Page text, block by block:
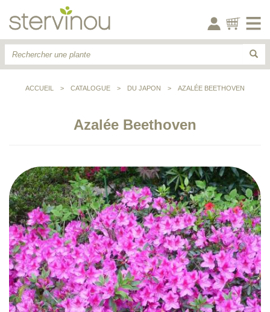
ACCUEIL > CATALOGUE > DU JAPON > AZALÉE BEETHOVEN
Azalée Beethoven